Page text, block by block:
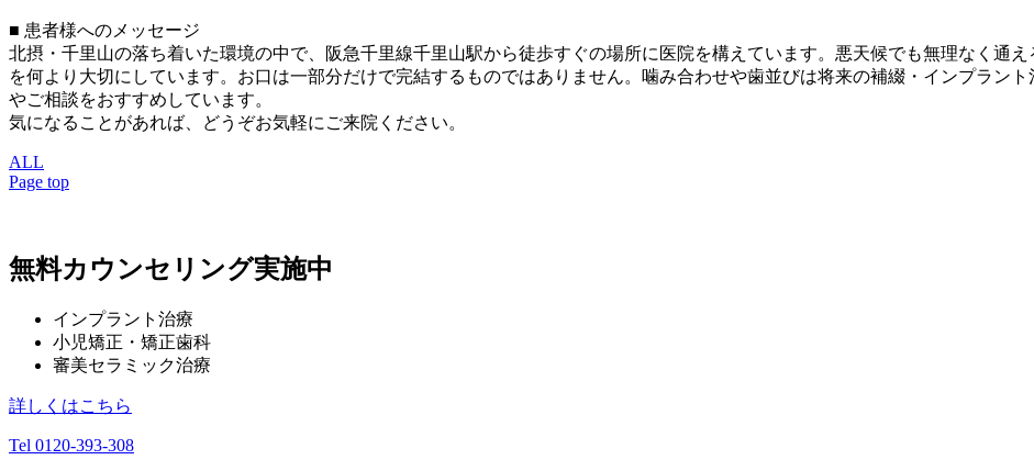
■ 患者様へのメッセージ
北摂・千里山の落ち着いた環境の中で、阪急千里線千里山駅から徒歩すぐの場所に医院を構えています。悪天候でも無理なく通
を何より大切にしています。お口は一部分だけで完結するものではありません。噛み合わせや歯並びは将来の補綴・インプラン
やご相談をおすすめしています。
気になることがあれば、どうぞお気軽にご来院ください。
ALL
Page top
無料カウンセリング実施中
インプラント治療
小児矯正・矯正歯科
審美セラミック治療
詳しくはこちら
Tel 0120-393-308